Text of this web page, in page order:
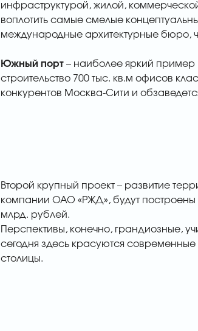
инфраструктурой, жилой,
воплотить самые смелые
международные архитектурные бюро,
Южный порт – наиболее яркий пример
строительство 700 тыс. кв.м офисов
конкурентов Москва-Сити и
Второй крупный проект – развитие
компании ОАО «РЖД», будут построены
млрд. рублей.
Перспективы, конечно, грандиозные,
сегодня здесь красуются
столицы.